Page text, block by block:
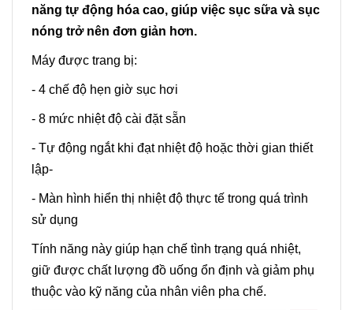
năng tự động hóa cao, giúp việc sục sữa và sục
nóng trở nên đơn giản hơn.
Máy được trang bị:
- 4 chế độ hẹn giờ sục hơi
- 8 mức nhiệt độ cài đặt sẵn
- Tự động ngắt khi đạt nhiệt độ hoặc thời gian thiết
lập-
- Màn hình hiển thị nhiệt độ thực tế trong quá trình
sử dụng
Tính năng này giúp hạn chế tình trạng quá nhiệt,
giữ được chất lượng đồ uống ổn định và giảm phụ
thuộc vào kỹ năng của nhân viên pha chế.